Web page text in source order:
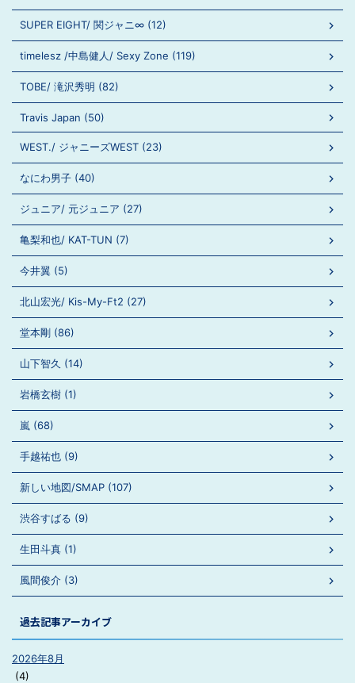
SUPER EIGHT/ 関ジャニ∞ (12)
timelesz /中島健人/ Sexy Zone (119)
TOBE/ 滝沢秀明 (82)
Travis Japan (50)
WEST./ ジャニーズWEST (23)
なにわ男子 (40)
ジュニア/ 元ジュニア (27)
亀梨和也/ KAT-TUN (7)
今井翼 (5)
北山宏光/ Kis-My-Ft2 (27)
堂本剛 (86)
山下智久 (14)
岩橋玄樹 (1)
嵐 (68)
手越祐也 (9)
新しい地図/SMAP (107)
渋谷すばる (9)
生田斗真 (1)
風間俊介 (3)
過去記事アーカイブ
2026年8月
(4)